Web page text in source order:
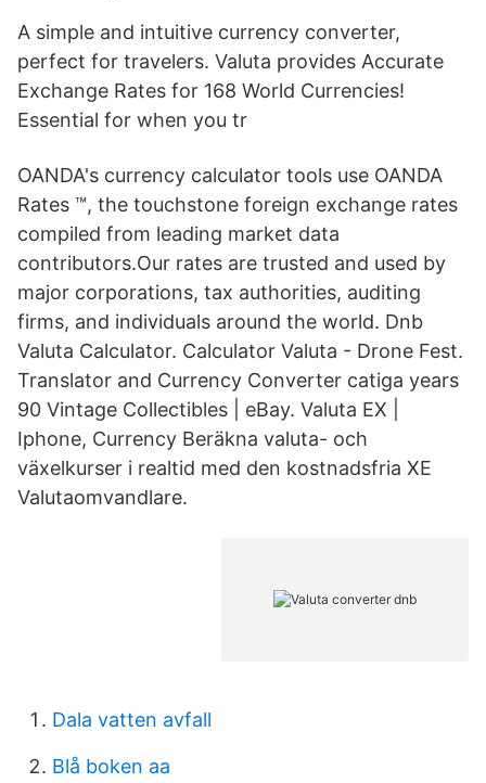
A simple and intuitive currency converter,
perfect for travelers. Valuta provides Accurate
Exchange Rates for 168 World Currencies!
Essential for when you tr
OANDA's currency calculator tools use OANDA
Rates ™, the touchstone foreign exchange rates
compiled from leading market data
contributors.Our rates are trusted and used by
major corporations, tax authorities, auditing
firms, and individuals around the world. Dnb
Valuta Calculator. Calculator Valuta - Drone Fest.
Translator and Currency Converter catiga years
90 Vintage Collectibles | eBay. Valuta EX |
Iphone, Currency Beräkna valuta- och
växelkurser i realtid med den kostnadsfria XE
Valutaomvandlare.
Dala vatten avfall
Blå boken aa